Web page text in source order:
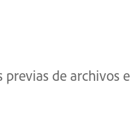
de archivos